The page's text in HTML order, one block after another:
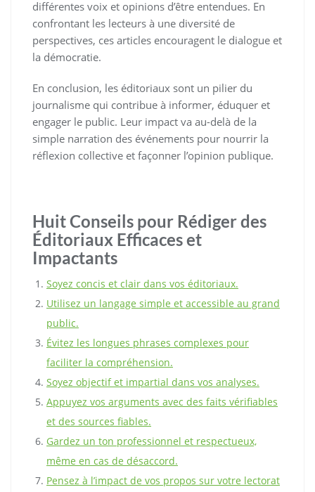
différentes voix et opinions d’être entendues. En
confrontant les lecteurs à une diversité de
perspectives, ces articles encouragent le dialogue et
la démocratie.
En conclusion, les éditoriaux sont un pilier du
journalisme qui contribue à informer, éduquer et
engager le public. Leur impact va au-delà de la
simple narration des événements pour nourrir la
réflexion collective et façonner l’opinion publique.
Huit Conseils pour Rédiger des
Éditoriaux Efficaces et
Impactants
Soyez concis et clair dans vos éditoriaux.
Utilisez un langage simple et accessible au grand
public.
Évitez les longues phrases complexes pour
faciliter la compréhension.
Soyez objectif et impartial dans vos analyses.
Appuyez vos arguments avec des faits vérifiables
et des sources fiables.
Gardez un ton professionnel et respectueux,
même en cas de désaccord.
Pensez à l’impact de vos propos sur votre lectorat